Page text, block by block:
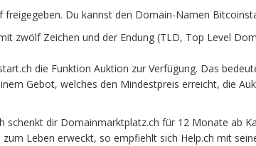
Du kannst den Domain-Namen
zwölf Zeichen und der Endung (TLD, Top Level
die Funktion Auktion zur Verfügung. Das
Gebot, welches den Mindestpreis erreicht, die
dir Domainmarktplatz.ch für 12 Monate ab
Leben erweckt, so empfiehlt sich Help.ch mit